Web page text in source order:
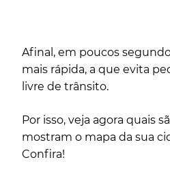
Afinal, em poucos
mais rápida, a que evita
livre de trânsito.
Por isso, veja agora quais
mostram o mapa da sua
Confira!